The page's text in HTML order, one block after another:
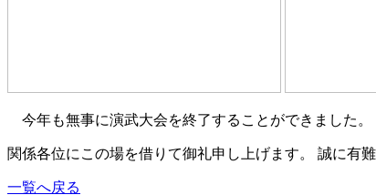
今年も無事に演武大会を終了することができました。
関係各位にこの場を借りて御礼申し上げます。 誠に有難
一覧へ戻る